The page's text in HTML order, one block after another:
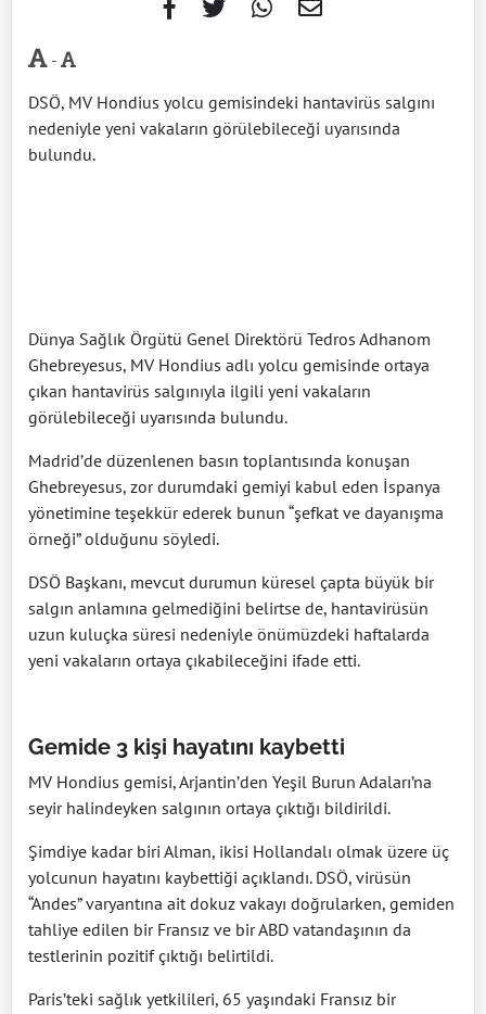
-
DSÖ, MV Hondius yolcu gemisindeki hantavirüs salgını
nedeniyle yeni vakaların görülebileceği uyarısında
bulundu.
Dünya Sağlık Örgütü Genel Direktörü Tedros Adhanom
Ghebreyesus, MV Hondius adlı yolcu gemisinde ortaya
çıkan hantavirüs salgınıyla ilgili yeni vakaların
görülebileceği uyarısında bulundu.
Madrid’de düzenlenen basın toplantısında konuşan
Ghebreyesus, zor durumdaki gemiyi kabul eden İspanya
yönetimine teşekkür ederek bunun “şefkat ve dayanışma
örneği” olduğunu söyledi.
DSÖ Başkanı, mevcut durumun küresel çapta büyük bir
salgın anlamına gelmediğini belirtse de, hantavirüsün
uzun kuluçka süresi nedeniyle önümüzdeki haftalarda
yeni vakaların ortaya çıkabileceğini ifade etti.
Gemide 3 kişi hayatını kaybetti
MV Hondius gemisi, Arjantin’den Yeşil Burun Adaları’na
seyir halindeyken salgının ortaya çıktığı bildirildi.
Şimdiye kadar biri Alman, ikisi Hollandalı olmak üzere üç
yolcunun hayatını kaybettiği açıklandı. DSÖ, virüsün
“Andes” varyantına ait dokuz vakayı doğrularken, gemiden
tahliye edilen bir Fransız ve bir ABD vatandaşının da
testlerinin pozitif çıktığı belirtildi.
Paris’teki sağlık yetkilileri, 65 yaşındaki Fransız bir